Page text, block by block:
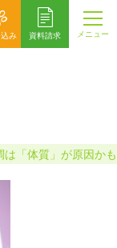
み 資料請求 メニュー
「体質」が原因か